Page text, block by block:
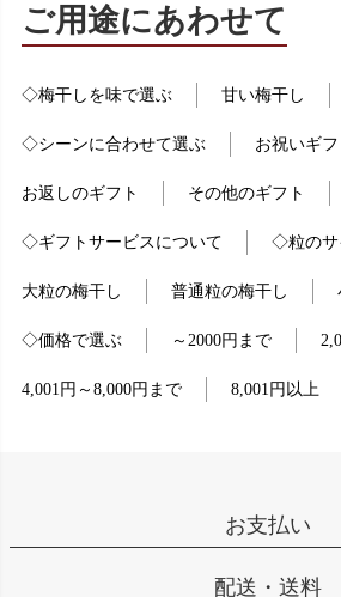
ご用途にあわせて
◇梅干しを味で選ぶ 甘い梅干し
◇シーンに合わせて選ぶ お祝いギフ
お返しのギフト その他のギフト
◇ギフトサービスについて ◇粒のサ
大粒の梅干し 普通粒の梅干し
◇価格で選ぶ ～2000円まで
4,001円～8,000円まで 8,001円以上
お支払い
配送・送料